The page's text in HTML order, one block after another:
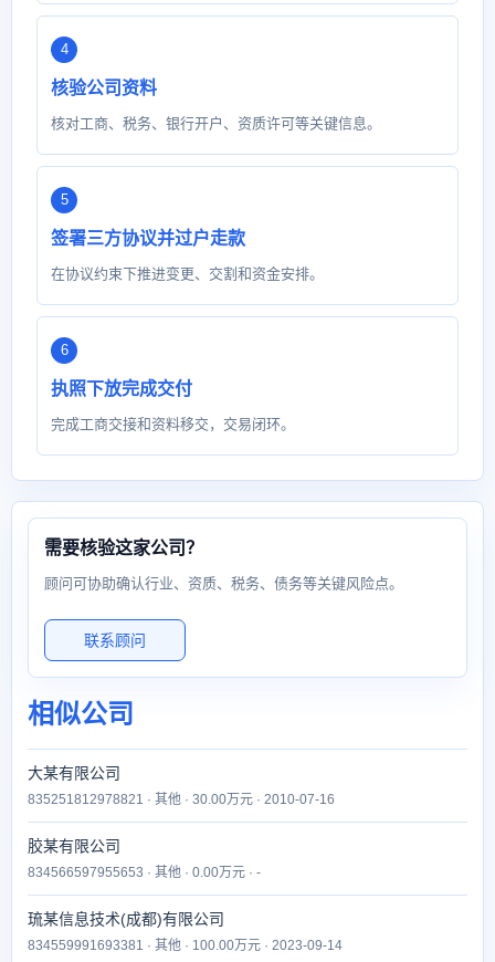
核验公司资料
核对工商、税务、银行开户、资质许可等关键信息。
签署三方协议并过户走款
在协议约束下推进变更、交割和资金安排。
执照下放完成交付
完成工商交接和资料移交，交易闭环。
需要核验这家公司？
顾问可协助确认行业、资质、税务、债务等关键风险点。
联系顾问
相似公司
大某有限公司
835251812978821 · 其他 · 30.00万元 · 2010-07-16
胶某有限公司
834566597955653 · 其他 · 0.00万元 · -
琉某信息技术(成都)有限公司
834559991693381 · 其他 · 100.00万元 · 2023-09-14